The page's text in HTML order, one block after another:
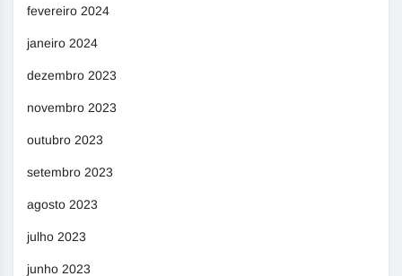
fevereiro 2024
janeiro 2024
dezembro 2023
novembro 2023
outubro 2023
setembro 2023
agosto 2023
julho 2023
junho 2023